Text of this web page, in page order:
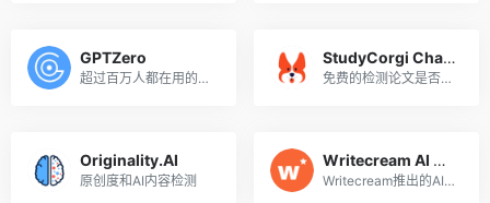
GPTZero
超过百万人都在用的免费AI内容检测工具
StudyCorgi ChatGPT Detector
免费的检测论文是否由ChatGPT生成的工具
Originality.AI
原创度和AI内容检测
Writecream AI Content Detector
Writecream推出的AI内容检测工具